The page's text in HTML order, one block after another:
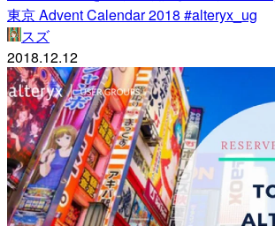
東京 Advent Calendar 2018 #alteryx_ug
スズ
2018.12.12